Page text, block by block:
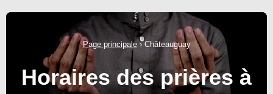
Page principale›Châteauguay
Horaires des prières à